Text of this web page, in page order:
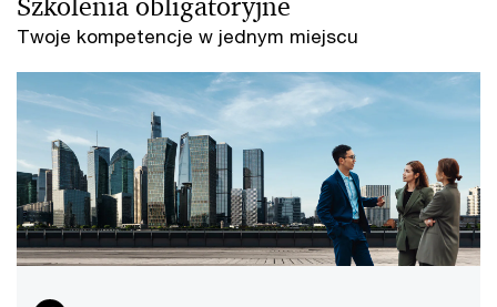
Twoje kompetencje w jednym miejscu
Szkolenia obligatoryjne